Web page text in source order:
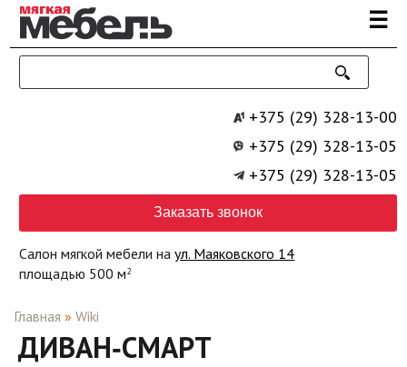
Перейти к основному содержанию ☰
+375 (29) 328-13-00
+375 (29) 328-13-05
+375 (29) 328-13-05
Заказать звонок
Салон мягкой мебели наул. Маяковского 14
площадью 500 м2
Главная » Wiki
ДИВАН‑СМАРТ